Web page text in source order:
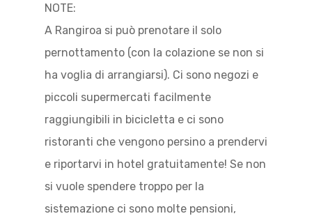
NOTE:
A Rangiroa si può prenotare il solo
pernottamento (con la colazione se non si
ha voglia di arrangiarsi). Ci sono negozi e
piccoli supermercati facilmente
raggiungibili in bicicletta e ci sono
ristoranti che vengono persino a prendervi
e riportarvi in hotel gratuitamente! Se non
si vuole spendere troppo per la
sistemazione ci sono molte pensioni,